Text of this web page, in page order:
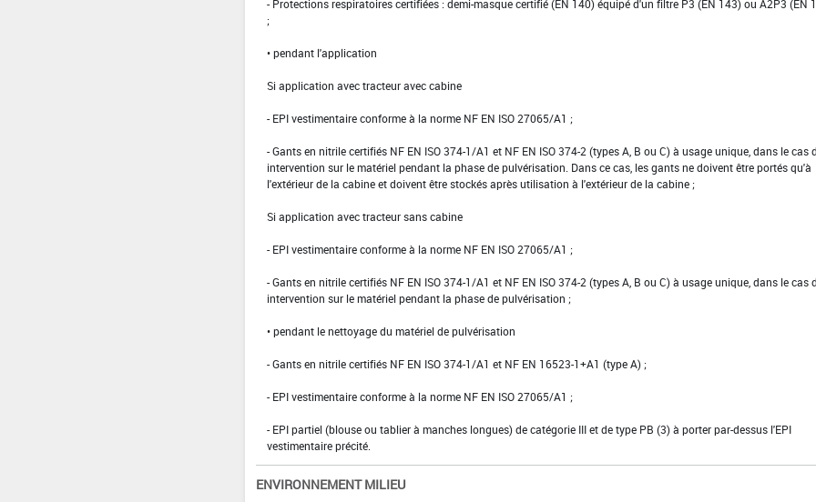
- Protections respiratoires certifiées : demi-masque certifié (EN 140) équipé d'un filtre P3 (EN 143) ou A2P3 (EN
;
• pendant l'application
Si application avec tracteur avec cabine
- EPI vestimentaire conforme à la norme NF EN ISO 27065/A1 ;
- Gants en nitrile certifiés NF EN ISO 374-1/A1 et NF EN ISO 374-2 (types A, B ou C) à usage unique, dans le cas
intervention sur le matériel pendant la phase de pulvérisation. Dans ce cas, les gants ne doivent être portés qu'à
l'extérieur de la cabine et doivent être stockés après utilisation à l'extérieur de la cabine ;
Si application avec tracteur sans cabine
- EPI vestimentaire conforme à la norme NF EN ISO 27065/A1 ;
- Gants en nitrile certifiés NF EN ISO 374-1/A1 et NF EN ISO 374-2 (types A, B ou C) à usage unique, dans le cas
intervention sur le matériel pendant la phase de pulvérisation ;
• pendant le nettoyage du matériel de pulvérisation
- Gants en nitrile certifiés NF EN ISO 374-1/A1 et NF EN 16523-1+A1 (type A) ;
- EPI vestimentaire conforme à la norme NF EN ISO 27065/A1 ;
- EPI partiel (blouse ou tablier à manches longues) de catégorie III et de type PB (3) à porter par-dessus l'EPI
vestimentaire précité.
ENVIRONNEMENT MILIEU